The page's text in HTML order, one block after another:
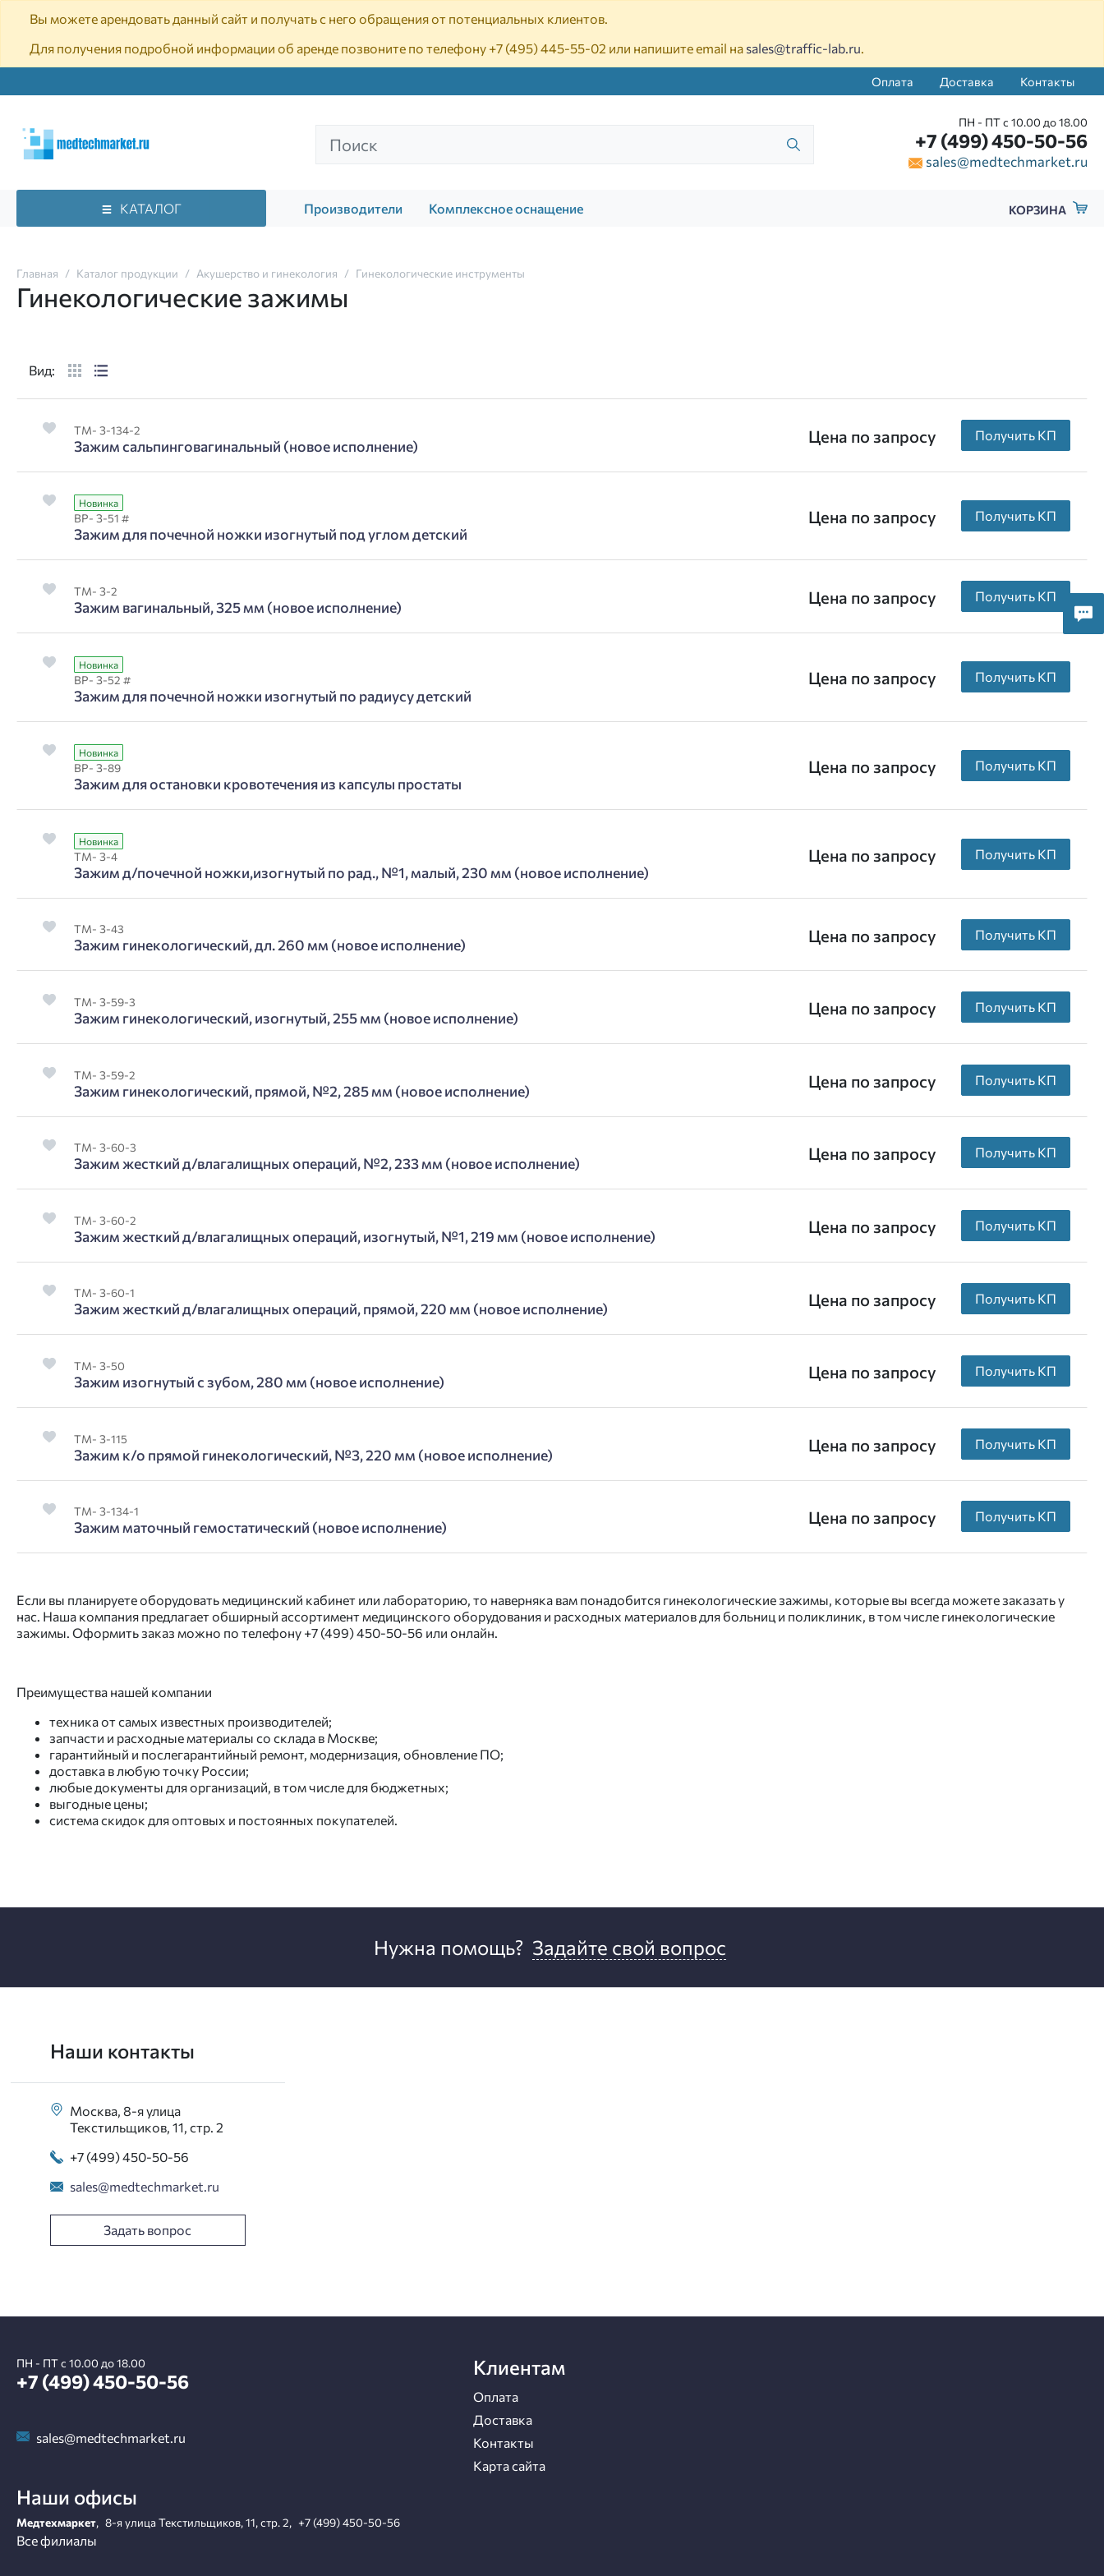
Вы можете арендовать данный сайт и получать с него обращения от потенциальных клиентов.
Для получения подробной информации об аренде позвоните по телефону +7 (495) 445-55-02 или напишите email на sales@traffic-lab.ru.
Оплата Доставка Контакты
ПН - ПТ с 10.00 до 18.00
+7 (499) 450-50-56
sales@medtechmarket.ru
КАТАЛОГ Производители Комплексное оснащение КОРЗИНА
Главная Каталог продукции Акушерство и гинекология Гинекологические инструменты
Гинекологические зажимы
Вид:
ТМ- З-134-2
Зажим сальпинговагинальный (новое исполнение) Цена по запросу Получить КП
Новинка
ВР- З-51 #
Зажим для почечной ножки изогнутый под углом детский
Цена по запросу Получить КП
ТМ- З-2
Зажим вагинальный, 325 мм (новое исполнение) Цена по запросу Получить КП
Новинка
ВР- З-52 #
Зажим для почечной ножки изогнутый по радиусу детский
Цена по запросу Получить КП
Новинка
ВР- З-89
Зажим для остановки кровотечения из капсулы простаты
Цена по запросу Получить КП
Новинка
ТМ- З-4
Зажим д/почечной ножки,изогнутый по рад., №1, малый, 230 мм (новое исполнение)
Цена по запросу Получить КП
ТМ- З-43
Зажим гинекологический, дл. 260 мм (новое исполнение) Цена по запросу Получить КП
ТМ- З-59-3
Зажим гинекологический, изогнутый, 255 мм (новое исполнение) Цена по запросу Получить КП
ТМ- З-59-2
Зажим гинекологический, прямой, №2, 285 мм (новое исполнение) Цена по запросу Получить КП
ТМ- З-60-3
Зажим жесткий д/влагалищных операций, №2, 233 мм (новое исполнение) Цена по запросу Получить КП
ТМ- З-60-2
Зажим жесткий д/влагалищных операций, изогнутый, №1, 219 мм (новое исполнение) Цена по запросу Получить КП
ТМ- З-60-1
Зажим жесткий д/влагалищных операций, прямой, 220 мм (новое исполнение) Цена по запросу Получить КП
ТМ- З-50
Зажим изогнутый с зубом, 280 мм (новое исполнение) Цена по запросу Получить КП
ТМ- З-115
Зажим к/о прямой гинекологический, №3, 220 мм (новое исполнение) Цена по запросу Получить КП
ТМ- З-134-1
Зажим маточный гемостатический (новое исполнение) Цена по запросу Получить КП
Если вы планируете оборудовать медицинский кабинет или лабораторию, то наверняка вам понадобится гинекологические зажимы, которые вы всегда можете заказать у
нас. Наша компания предлагает обширный ассортимент медицинского оборудования и расходных материалов для больниц и поликлиник, в том числе гинекологические
зажимы. Оформить заказ можно по телефону +7 (499) 450-50-56 или онлайн.
Преимущества нашей компании
техника от самых известных производителей;
запчасти и расходные материалы со склада в Москве;
гарантийный и послегарантийный ремонт, модернизация, обновление ПО;
доставка в любую точку России;
любые документы для организаций, в том числе для бюджетных;
выгодные цены;
система скидок для оптовых и постоянных покупателей.
Нужна помощь? Задайте свой вопрос
Наши контакты
Москва, 8-я улица
Текстильщиков, 11, стр. 2
+7 (499) 450-50-56
sales@medtechmarket.ru
Задать вопрос
ПН - ПТ с 10.00 до 18.00
+7 (499) 450-50-56
sales@medtechmarket.ru
Наши офисы
Медтехмаркет, 8-я улица Текстильщиков, 11, стр. 2, +7 (499) 450-50-56
Все филиалы
Клиентам
Оплата
Доставка
Контакты
Карта сайта